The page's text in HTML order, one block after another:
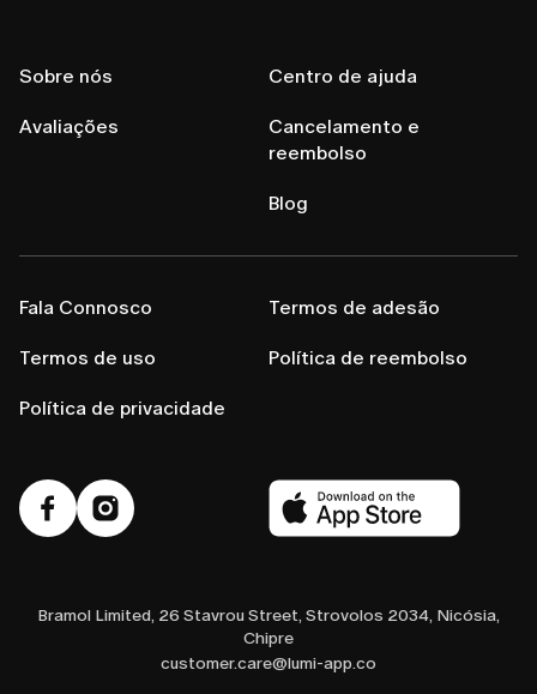
Sobre nós
Avaliações
Centro de ajuda
Cancelamento e
reembolso
Blog
Fala Connosco
Termos de uso
Política de privacidade
Termos de adesão
Política de reembolso
Bramol Limited, 26 Stavrou Street, Strovolos 2034, Nicósia,
Chipre
customer.care@lumi-app.co